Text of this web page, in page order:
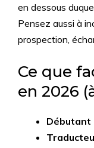
en dessous
Pensez aussi à
prospection,
Ce que
en 2026
Débutant